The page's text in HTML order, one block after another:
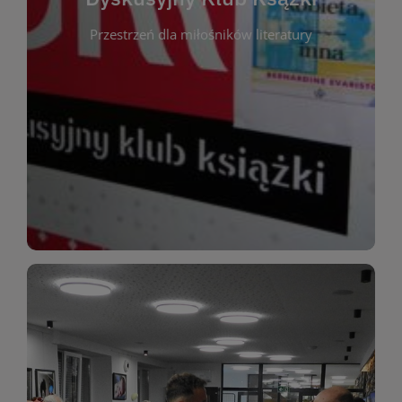
Przestrzeń dla miłośników literatury
Dyskusyjny Klub Ksążki
Dyskusyjny Klub Książki to przestrzeń dla
miłośników literatury, którzy lubią dzielić się
opiniami i emocjami po lekturze. Spotykamy się
regularnie, by rozmawiać o wybranych tytułach z
różnych gatunków literackich. Każde spotkanie to
okazja do inspirującej dyskusji, wymiany
miłośników estetycznych doznań!
WIĘCEJ